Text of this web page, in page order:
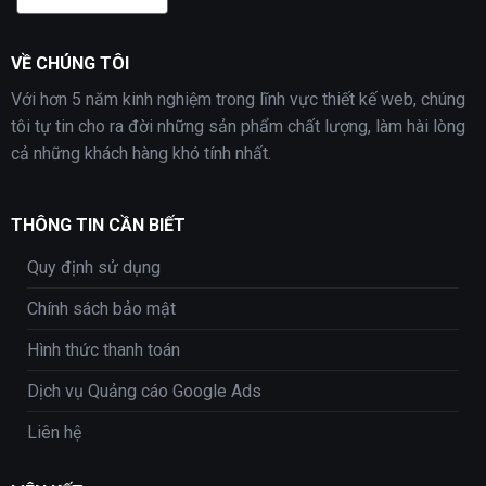
VỀ CHÚNG TÔI
Với hơn 5 năm kinh nghiệm trong lĩnh vực thiết kế web, chúng
tôi tự tin cho ra đời những sản phẩm chất lượng, làm hài lòng
cả những khách hàng khó tính nhất.
THÔNG TIN CẦN BIẾT
Quy định sử dụng
Chính sách bảo mật
Hình thức thanh toán
Dịch vụ Quảng cáo Google Ads
Liên hệ